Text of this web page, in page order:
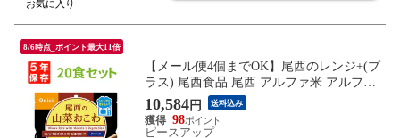
8/6時点_ポイント最大11倍
【メール便4個までOK】尾西のレンジ+(プ
ラス) 尾西食品 尾西 アルファ米 アルファ
ー米 アルファ化米 電子レンジ 時短 非常食
非常食セット 保存食 防災食 保存食セット
おすすめ 登山 キャンプ
10,584円 送料込み
98
ピースアップ